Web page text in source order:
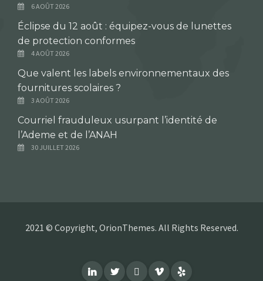
6 AOÛT 2026
Éclipse du 12 août : équipez-vous de lunettes
de protection conformes
4 AOÛT 2026
Que valent les labels environnementaux des
fournitures scolaires ?
3 AOÛT 2026
Courriel frauduleux usurpant l’identité de
l’Ademe et de l’ANAH
30 JUILLET 2026
2021 © Copyright, OrionThemes. All Rights Reserved.